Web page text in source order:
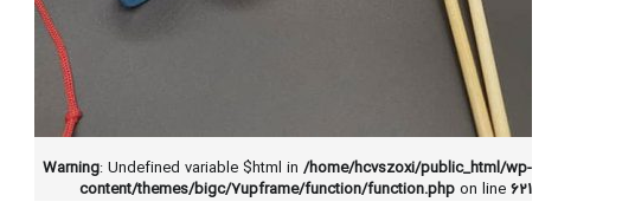
Warning: Undefined variable $html in /home/hcvszoxi/public_html/wp-
content/themes/bigc/7upframe/function/function.php on line 621